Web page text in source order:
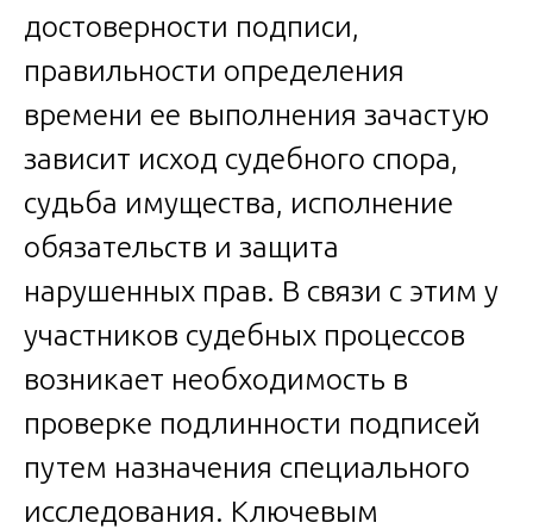
достоверности подписи,
правильности определения
времени ее выполнения зачастую
зависит исход судебного спора,
судьба имущества, исполнение
обязательств и защита
нарушенных прав. В связи с этим у
участников судебных процессов
возникает необходимость в
проверке подлинности подписей
путем назначения специального
исследования. Ключевым